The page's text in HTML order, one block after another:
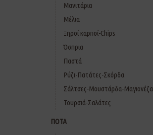
Μανιτάρια
Μέλια
Ξηροί καρποί-Chips
Όσπρια
Παστά
Ρύζι-Πατάτες-Σκόρδα
Σάλτσες-Μουστάρδα-Μαγιονέζα
Τουρσιά-Σαλάτες
ΠΟΤΑ